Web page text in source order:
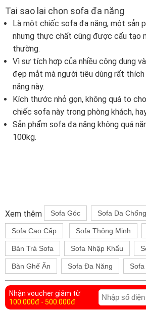
Tại sao lại chọn sofa đa năng
Là một chiếc sofa đa năng, một sản
nhưng thực chất cũng được cấu tạo
thường.
Vì sự tích hợp của nhiều công dụng
đẹp mắt mà người tiêu dùng rất
năng này.
Kích thước nhỏ gọn, không quá to
chiếc sofa này trong phòng khách,
Sản phẩm sofa đa năng không quá
100kg.
Xem thêm Sofa Góc Sofa Da
Sofa Cao Cấp Sofa Thông Minh
Bàn Trà Sofa Sofa Nhập Khẩu
Bàn Ghế Ăn Sofa Đa Năng
Nhận voucher giảm từ
100.000đ - 500.000đ